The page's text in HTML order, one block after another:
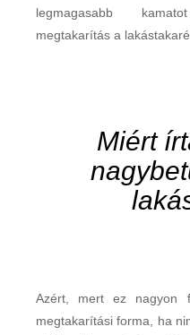
legmagasabb
megtakarítás a
Miért
Azért, mert ez nagyon
megtakarítási forma, ha